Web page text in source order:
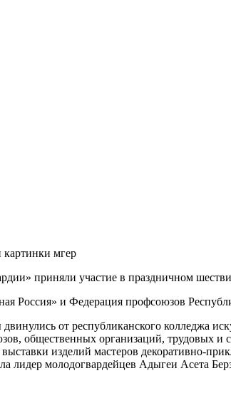
приняли участие в праздничном
Россия» и Федерация профсоюзов
от республиканского колледжа
общественных организаций, трудовых
изделий мастеров декоративно-
лидер молодогвардейцев Адыгеи Асета